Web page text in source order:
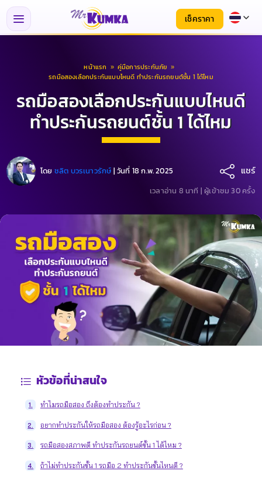
เช็คราคา
หน้าแรก » คู่มือการประกันภัย »
รถมือสองเลือกประกันแบบไหนดี ทําประกันรถยนต์ชั้น 1 ได้ไหม
รถมือสองเลือกประกันแบบไหนดี
ทําประกันรถยนต์ชั้น 1 ได้ไหม
โดย ชลิต บวรเนาวรักษ์ | วันที่ 18 ก.พ. 2025 แชร์
เวลาอ่าน 8 นาที | ผู้เข้าชม 30 ครั้ง
หัวข้อที่น่าสนใจ
1. ทำไมรถมือสอง ถึงต้องทำประกัน ?
2. อยากทำประกันให้รถมือสอง ต้องรู้อะไรก่อน ?
3. รถมือสองสภาพดี ทำประกันรถยนต์ชั้น 1 ได้ไหม ?
4. ถ้าไม่ทำประกันชั้น 1 รถมือ 2 ทำประกันชั้นไหนดี ?